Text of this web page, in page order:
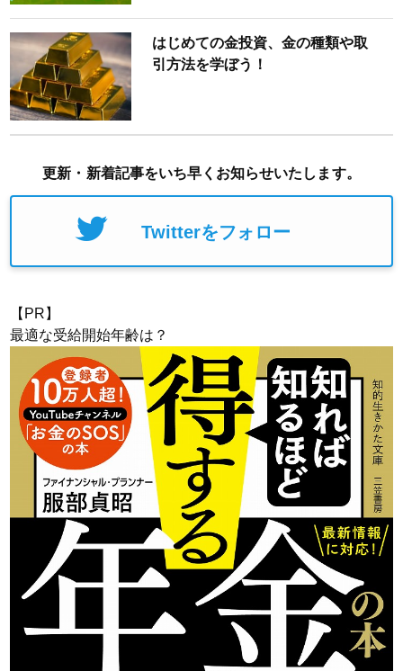
はじめての金投資、金の種類や取
引方法を学ぼう！
更新・新着記事をいち早くお知らせいたします。
Twitterをフォロー
【PR】
最適な受給開始年齢は？